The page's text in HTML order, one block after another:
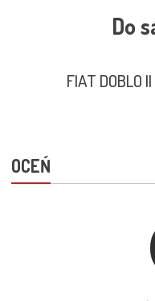
Do
FIAT DOBLO
OCEŃ